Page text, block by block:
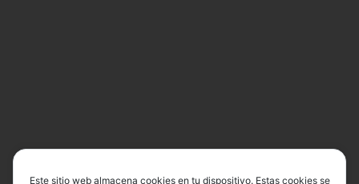
Este sitio web almacena cookies en tu dispositivo. Estas cookies se